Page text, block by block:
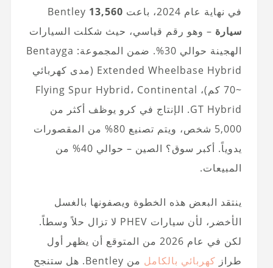
في نهاية عام 2024، باعت Bentley
13,560
سيارة – وهو رقم قياسي، حيث شكلت السيارات
الهجينة حوالي 30%. ضمن المجموعة: Bentayga
Extended Wheelbase Hybrid (مدى كهربائي
~70 كم)، Flying Spur Hybrid، Continental
GT Hybrid. الإنتاج في كرو يوظف أكثر من
5,000 شخص، ويتم تصنيع 80% من المقصورات
يدوياً. أكبر سوق؟ الصين – حوالي 40% من
المبيعات.
ينتقد البعض هذه الخطوة ويصفونها بالغسل
الأخضر، لأن سيارات PHEV لا تزال حلاً وسطاً.
لكن في عام 2026 من المتوقع أن يظهر أول
طراز كهربائي بالكامل
من Bentley. هل ستنجح